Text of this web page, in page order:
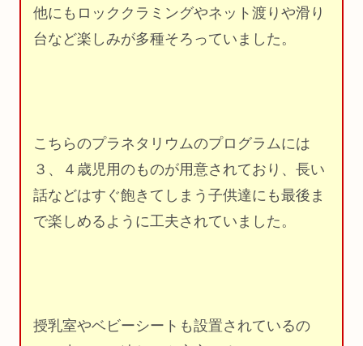
他にもロッククラミングやネット渡りや滑り
台など楽しみが多種そろっていました。
こちらのプラネタリウムのプログラムには
３、４歳児用のものが用意されており、長い
話などはすぐ飽きてしまう子供達にも最後ま
で楽しめるように工夫されていました。
授乳室やベビーシートも設置されているの